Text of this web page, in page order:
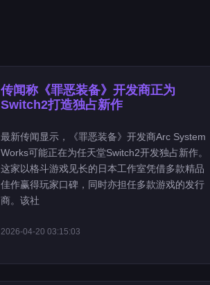
传闻称《罪恶装备》开发商正为
Switch2打造独占新作
最新传闻显示，《罪恶装备》开发商Arc System
Works可能正在为任天堂Switch2开发独占新作。
这家以格斗游戏见长的日本工作室凭借多款精品
佳作赢得玩家口碑，同时亦担任多款游戏的发行
商。该社
2026-04-20 03:15:03